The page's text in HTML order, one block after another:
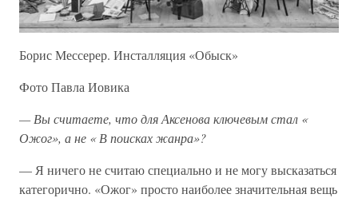
Борис Мессерер. Инсталляция «Обыск»
Фото Павла Иовика
— Высчитаете, чтодляАксеноваключевымстал «
Ожог», ане « Впоискахжанра»?
— Я ничего не считаю специально и не могу высказаться
категорично. «Ожог» просто наиболее значительная вещь